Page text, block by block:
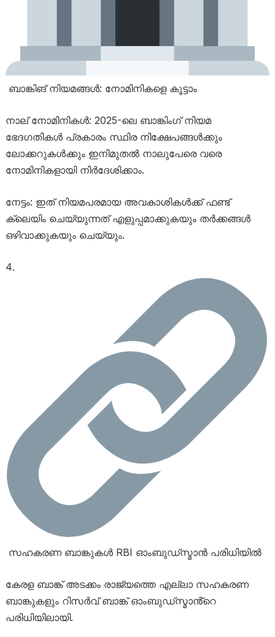
ബാങ്കിങ് നിയമങ്ങൾ: നോമിനികളെ കൂട്ടാം
നാല് നോമിനികൾ: 2025-ലെ ബാങ്കിംഗ് നിയമ
ഭേദഗതികൾ പ്രകാരം സ്ഥിര നിക്ഷേപങ്ങൾക്കും
ലോക്കറുകൾക്കും ഇനിമുതൽ നാലുപേരെ വരെ
നോമിനികളായി നിർദേശിക്കാം.
നേട്ടം: ഇത് നിയമപരമായ അവകാശികൾക്ക് ഫണ്ട്
ക്ലെയിം ചെയ്യുന്നത് എളുപ്പമാക്കുകയും തർക്കങ്ങൾ
ഒഴിവാക്കുകയും ചെയ്യും.
സഹകരണ ബാങ്കുകൾ RBI ഓംബുഡ്സ്മാൻ പരിധിയിൽ
കേരള ബാങ്ക് അടക്കം രാജ്യത്തെ എല്ലാ സഹകരണ
ബാങ്കുകളും റിസർവ് ബാങ്ക് ഓംബുഡ്സ്മാൻ്റെ
പരിധിയിലായി.